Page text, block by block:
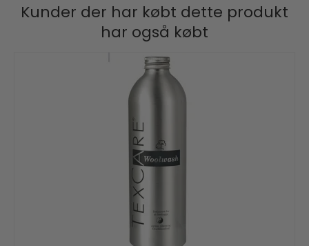
Kunder der har købt dette produkt
har også købt